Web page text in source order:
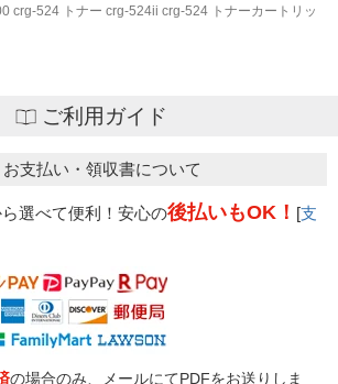
crg-524 トナー crg-524ii crg-524 トナーカートリッ
ご利用ガイド
お支払い・領収書について
選べて便利！安心の後払いもOK！ [支
の場合のみ、メールにてPDFをお送りしま